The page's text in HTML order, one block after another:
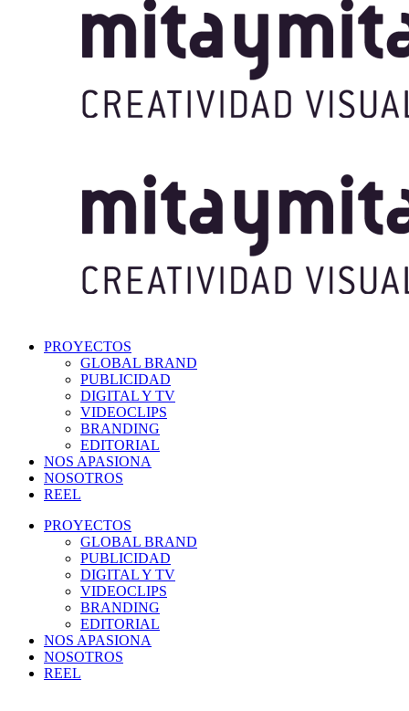
PROYECTOS
GLOBAL BRAND
PUBLICIDAD
DIGITAL Y TV
VIDEOCLIPS
BRANDING
EDITORIAL
NOS APASIONA
NOSOTROS
REEL
PROYECTOS
GLOBAL BRAND
PUBLICIDAD
DIGITAL Y TV
VIDEOCLIPS
BRANDING
EDITORIAL
NOS APASIONA
NOSOTROS
REEL